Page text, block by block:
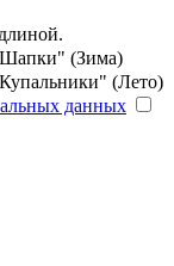
(Зима)
(Лето)
данных